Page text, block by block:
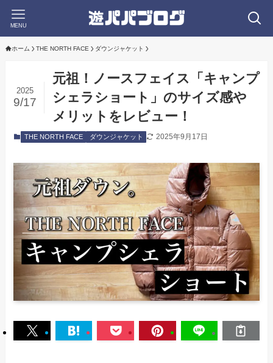
MENU
ホーム THE NORTH FACE ダウンジャケット
元祖！ノースフェイス「キャンプ
シェラショート」のサイズ感や
メリットをレビュー！
2025
9/17
THE NORTH FACE ダウンジャケット 2025年9月17日